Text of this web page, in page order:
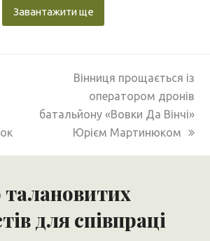
Завантажити ще
next
post:
Вінниця прощається із
оператором дронів
батальйону «Вовки Да Вінчі»
Юрієм Мартинюком
для співпраці